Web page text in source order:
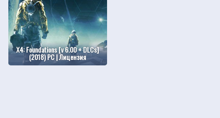
X4: Foundations [v 6.00 + DLCs]
(2018) PC | Лицензия